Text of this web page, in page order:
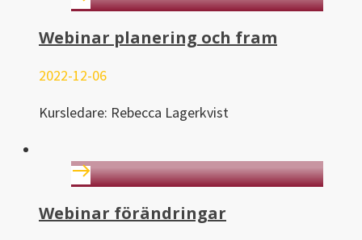
Webinar planering och fram
2022-12-06
Kursledare: Rebecca Lagerkvist
Webinar förändringar